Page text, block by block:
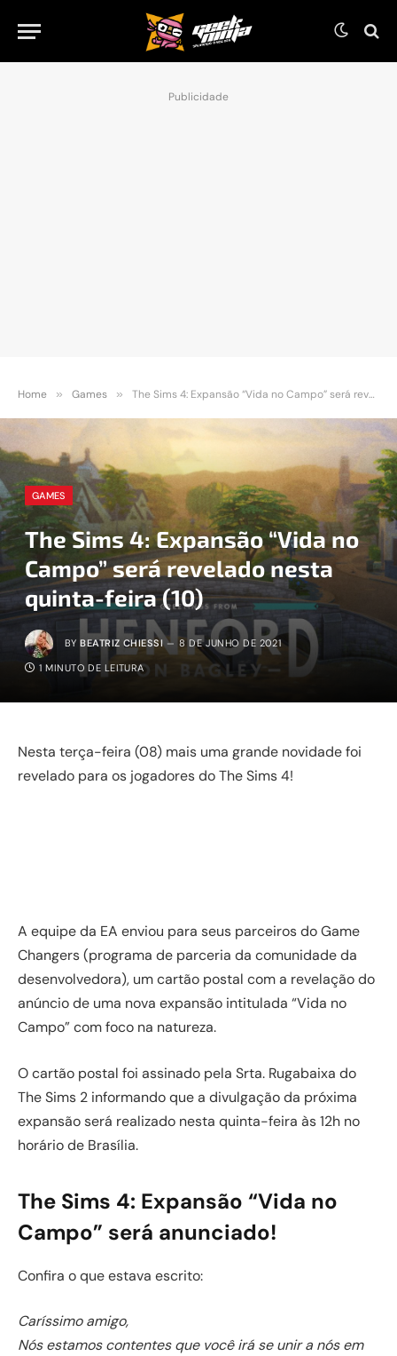
Publicidade
Home » Games » The Sims 4: Expansão “Vida no Campo” será revelado nesta quinta-feira (10)
GAMES
The Sims 4: Expansão “Vida no
Campo” será revelado nesta
quinta-feira (10)
BY BEATRIZ CHIESSI 8 DE JUNHO DE 2021
1 MINUTO DE LEITURA
Nesta terça-feira (08) mais uma grande novidade foi
revelado para os jogadores do The Sims 4!
A equipe da EA enviou para seus parceiros do Game
Changers (programa de parceria da comunidade da
desenvolvedora), um cartão postal com a revelação do
anúncio de uma nova expansão intitulada “Vida no
Campo” com foco na natureza.
O cartão postal foi assinado pela Srta. Rugabaixa do
The Sims 2 informando que a divulgação da próxima
expansão será realizado nesta quinta-feira às 12h no
horário de Brasília.
The Sims 4: Expansão “Vida no
Campo” será anunciado!
Confira o que estava escrito:
Caríssimo amigo,
Nós estamos contentes que você irá se unir a nós em